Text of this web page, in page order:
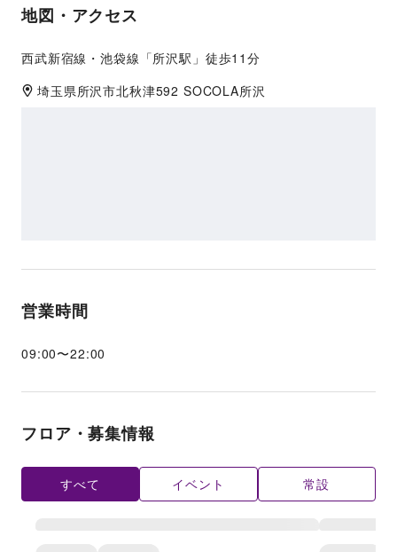
地図・アクセス
西武新宿線・池袋線「所沢駅」徒歩11分
埼玉県所沢市北秋津592 SOCOLA所沢
営業時間
09:00〜22:00
フロア・募集情報
すべて イベント 常設